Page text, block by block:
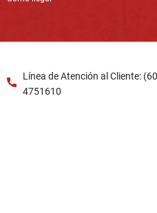
Línea de Atención al Cliente:
4751610